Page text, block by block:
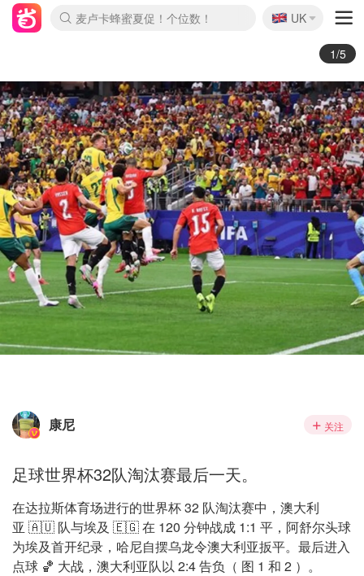
Prada/Miu 4.8折！
🇬🇧
UK
2/5
康尼 关注
足球世界杯32队淘汰赛最后一天。
在达拉斯体育场进行的世界杯 32 队淘汰赛中，澳大利
亚 🇦🇺 队与埃及 🇪🇬 在 120 分钟战成 1:1 平，阿舒尔头球
为埃及首开纪录，哈尼自摆乌龙令澳大利亚扳平。最后进入
点球 🏀 大战，澳大利亚队以 2:4 告负（ 图 1 和 2 ）。